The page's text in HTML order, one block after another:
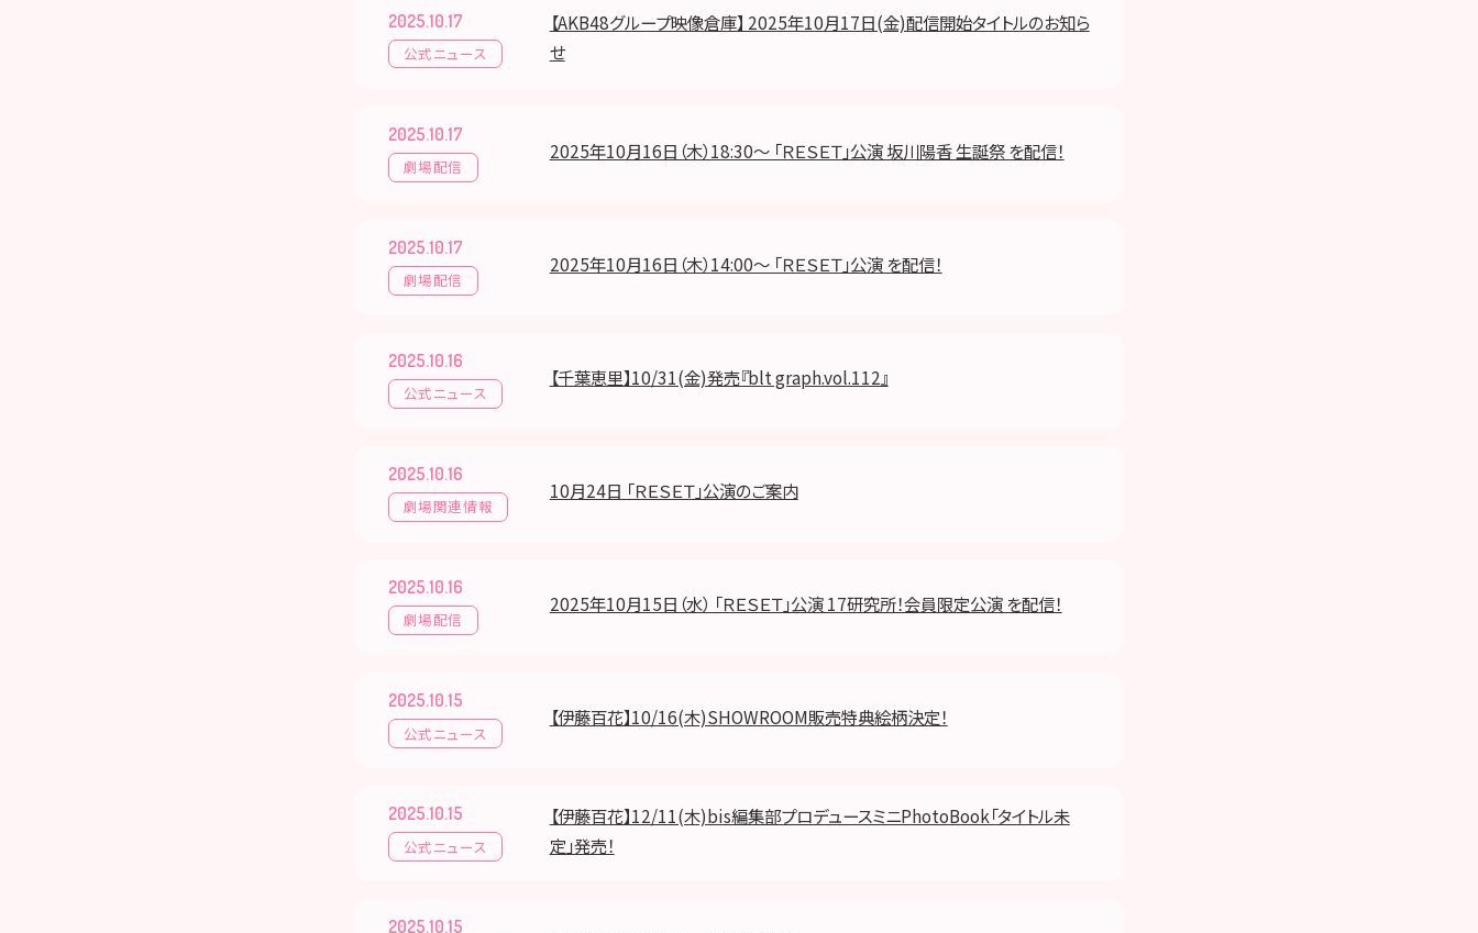
2025.10.17
公式ニュース
【AKB48グループ映像倉庫】 2025年10月17日(金)配信開始タイトルのお知ら
せ
2025.10.17
劇場配信
2025年10月16日（木）18:30～ 「ＲＥＳＥＴ」公演 坂川陽香 生誕祭 を配信！
2025.10.17
劇場配信
2025年10月16日（木）14:00～ 「ＲＥＳＥＴ」公演 を配信！
2025.10.16
公式ニュース
【千葉恵里】10/31(金)発売『blt graph.vol.112』
2025.10.16
劇場関連情報
10月24日 「ＲＥＳＥＴ」公演のご案内
2025.10.16
劇場配信
2025年10月15日（水） 「ＲＥＳＥＴ」公演 17研究所！会員限定公演 を配信！
2025.10.15
公式ニュース
【伊藤百花】10/16(木)SHOWROOM販売特典絵柄決定！
2025.10.15
公式ニュース
【伊藤百花】12/11(木)bis編集部プロデュースミニPhotoBook「タイトル未
定」発売！
2025.10.15